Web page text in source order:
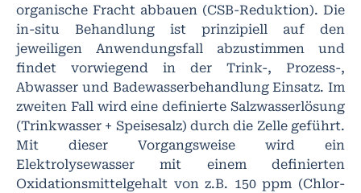
organische Fracht abbauen (CSB-Reduktion). Die
in-situ Behandlung ist prinzipiell auf den
jeweiligen Anwendungsfall abzustimmen und
findet vorwiegend in der Trink-, Prozess-,
Abwasser und Badewasserbehandlung Einsatz. Im
zweiten Fall wird eine definierte Salzwasserlösung
(Trinkwasser + Speisesalz) durch die Zelle geführt.
Mit dieser Vorgangsweise wird ein
Elektrolysewasser mit einem definierten
Oxidationsmittelgehalt von z.B. 150 ppm (Chlor-